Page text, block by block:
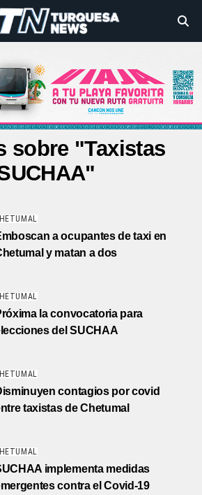
sobre "Taxistas
a ocupantes de taxi en
y matan a dos
la convocatoria para
del SUCHAA
contagios por covid
taxistas de Chetumal
implementa medidas
contra el Covid-19